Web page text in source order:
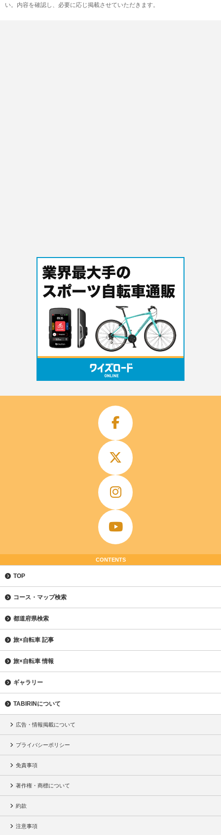
い。内容を確認し、必要に応じ掲載させていただきます。
CONTENTS
TOP
コース・マップ検索
都道府県検索
旅×自転車 記事
旅×自転車 情報
ギャラリー
TABIRINについて
広告・情報掲載について
プライバシーポリシー
免責事項
著作権・商標について
約款
注意事項